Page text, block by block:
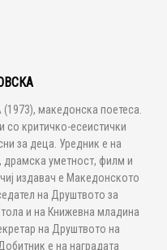
македонска поетеса.
со критичко-есеистички
за деца. Уредник е на
драмска уметност, филм и
издавач е Македонското
на Друштвото за
и на Книжевна младина
на Друштвото на
е на наградата